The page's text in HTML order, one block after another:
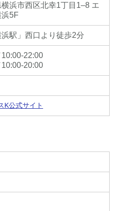
浜市西区北幸1丁目1–8 エ
浜5F
駅」西口より徒歩2分
10:00-22:00
20:00
K公式サイト